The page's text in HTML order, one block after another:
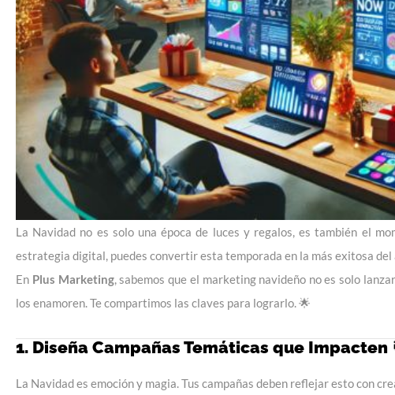
La Navidad no es solo una época de luces y regalos, es también el
estrategia digital, puedes convertir esta temporada en la más exitosa del
En Plus Marketing, sabemos que el marketing navideñono es solo
los enamoren. Te compartimos las claves para lograrlo. 🌟
1. Diseña Campañas Temáticas que Impacten
La Navidad es emoción y magia. Tus campañas deben reflejar esto con